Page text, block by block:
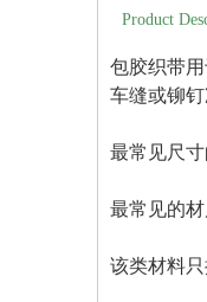
Product
包胶织带
车缝或铆
最常见尺寸
最常见的
该类材料